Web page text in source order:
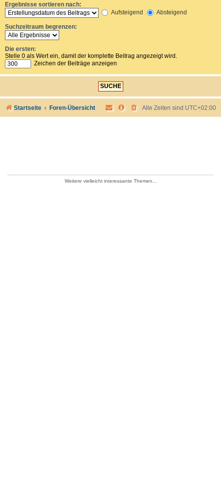
Ergebnisse sortieren nach:
Aufsteigend
Absteigend
Suchzeitraum begrenzen:
Die ersten:
Stelle 0 als Wert ein, damit der komplette Beitrag angezeigt wird.
Zeichen der Beiträge anzeigen
Startseite Foren-Übersicht Alle Zeiten sind UTC+02:00
Weitere vielleicht interessante Themen...